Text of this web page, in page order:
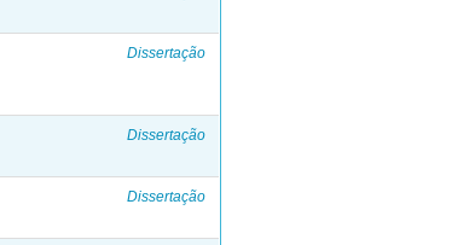
Dissertação
Dissertação
Dissertação